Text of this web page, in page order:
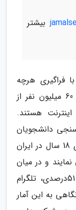
بیشتر
با فراگیری هرچه
بیشتر اینترنت در ایران، امروز در حدود 60 میلیون نفر از
اینترنت هستند.
دانشجویان
ایران) نشان داده که 68 درصد افراد بالای 18 سال در ایران
و در میان
شبکه های اجتماعی واتس اپ فراگیری 51درصدی، تلگرام
دارد. نگاهی به این آمار